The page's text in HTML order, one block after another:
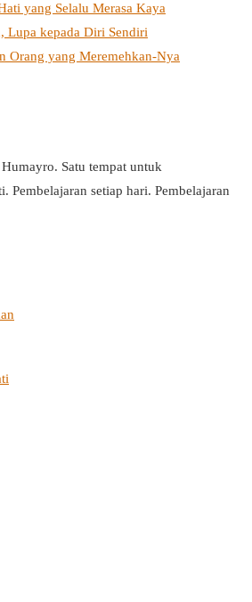
yang Selalu Merasa Kaya
Lupa kepada Diri Sendiri
Orang yang Meremehkan-Nya
Satu tempat untuk
Pembelajaran setiap hari. Pembelajaran